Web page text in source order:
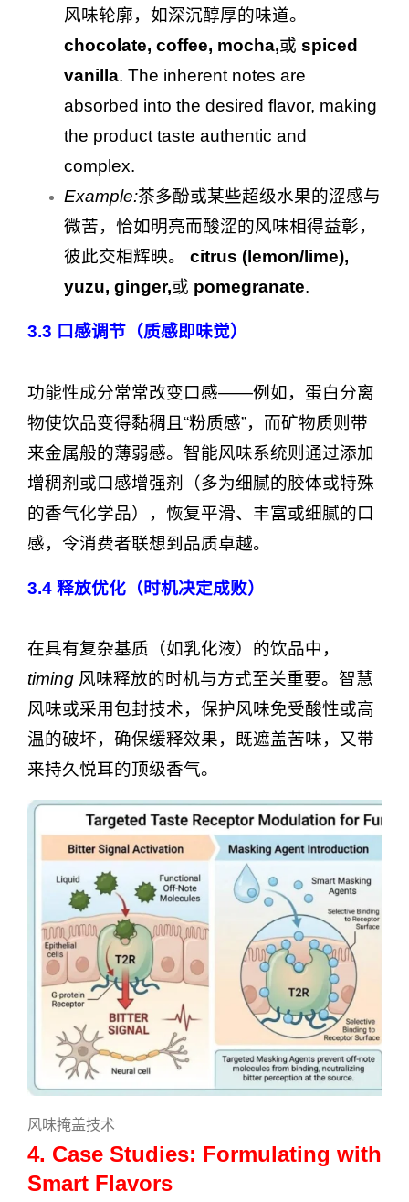
风味轮廓，如深沉醇厚的味道。
chocolate, coffee, mocha,或 spiced
vanilla. The inherent notes are
absorbed into the desired flavor, making
the product taste authentic and
complex.
Example:茶多酚或某些超级水果的涩感与
微苦，恰如明亮而酸涩的风味相得益彰，
彼此交相辉映。 citrus (lemon/lime),
yuzu, ginger,或 pomegranate.
3.3 口感调节（质感即味觉）
功能性成分常常改变口感——例如，蛋白分离
物使饮品变得黏稠且“粉质感”，而矿物质则带
来金属般的薄弱感。智能风味系统则通过添加
增稠剂或口感增强剂（多为细腻的胶体或特殊
的香气化学品），恢复平滑、丰富或细腻的口
感，令消费者联想到品质卓越。
3.4 释放优化（时机决定成败）
在具有复杂基质（如乳化液）的饮品中，
timing 风味释放的时机与方式至关重要。智慧
风味或采用包封技术，保护风味免受酸性或高
温的破坏，确保缓释效果，既遮盖苦味，又带
来持久悦耳的顶级香气。
风味掩盖技术
4. Case Studies: Formulating with
Smart Flavors